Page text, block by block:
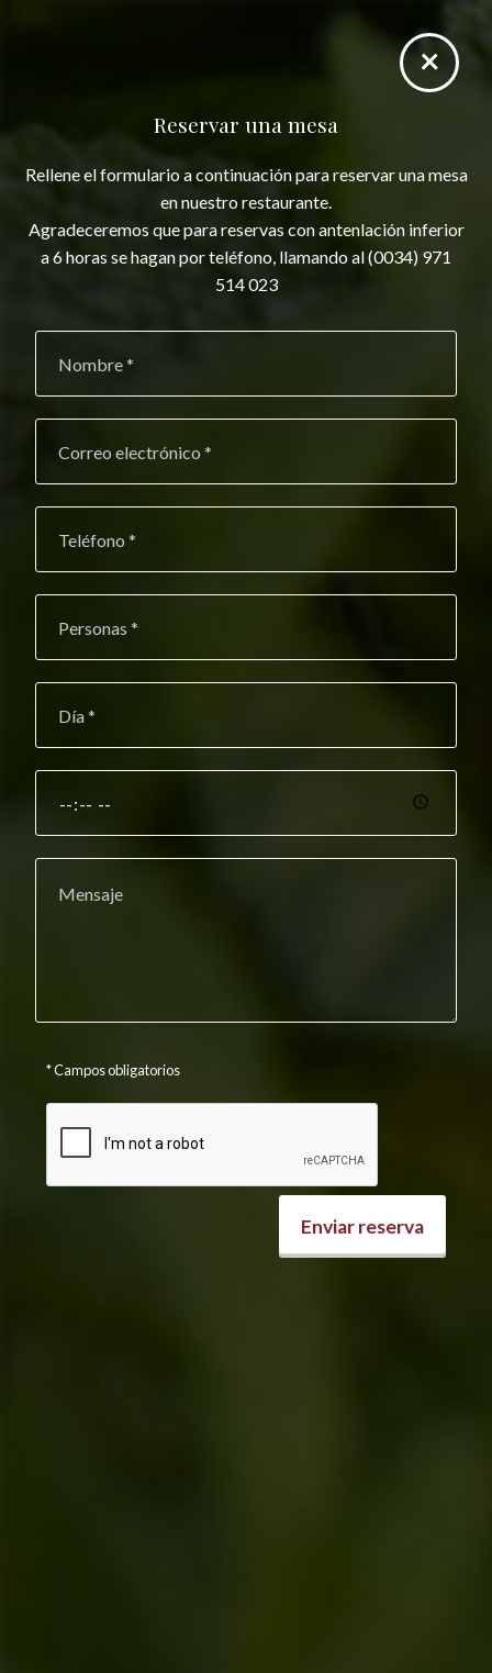
×
Reservar una mesa
Rellene el formulario a continuación para reservar una mesa
en nuestro restaurante.
Agradeceremos que para reservas con antenlación inferior
a 6 horas se hagan por teléfono, llamando al (0034) 971
514 023
* Campos obligatorios